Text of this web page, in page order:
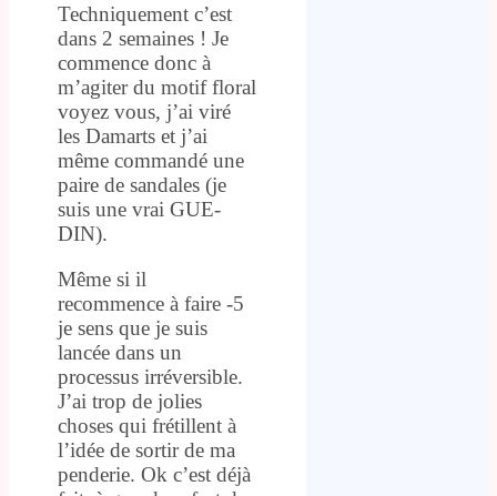
Techniquement c’est
dans 2 semaines ! Je
commence donc à
m’agiter du motif floral
voyez vous, j’ai viré
les Damarts et j’ai
même commandé une
paire de sandales (je
suis une vrai GUE-
DIN).
Même si il
recommence à faire -5
je sens que je suis
lancée dans un
processus irréversible.
J’ai trop de jolies
choses qui frétillent à
l’idée de sortir de ma
penderie. Ok c’est déjà